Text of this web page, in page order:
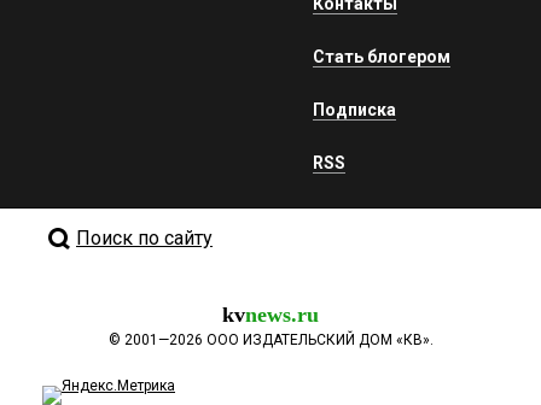
Стать блогером
Подписка
RSS
Поиск по сайту
kvnews.ru
© 2001—2026 ООО ИЗДАТЕЛЬСКИЙ ДОМ «КВ».